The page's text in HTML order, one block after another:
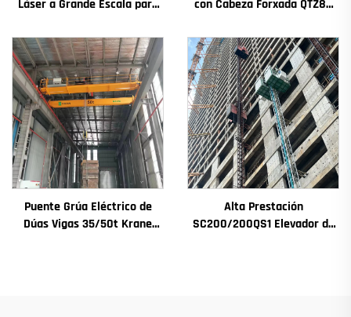
Láser a Grande Escala para
Motor Vibrador Modo de
Accionamento Compresor
Incluído
con Cabeza Forxada QTZ80
Competitivo
Puente Grúa Eléctrico de
Dúas Vigas 35/50t Krane
Alta Prestación
SC200/200QS1 Elevador de